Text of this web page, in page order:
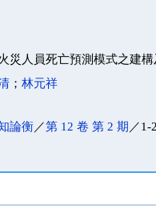
災人員死亡預測模式之建
； 林元祥
論衡／第 12 卷 第 2 期 ／1-